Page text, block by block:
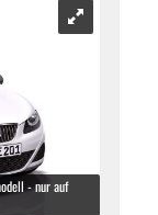
- nur auf